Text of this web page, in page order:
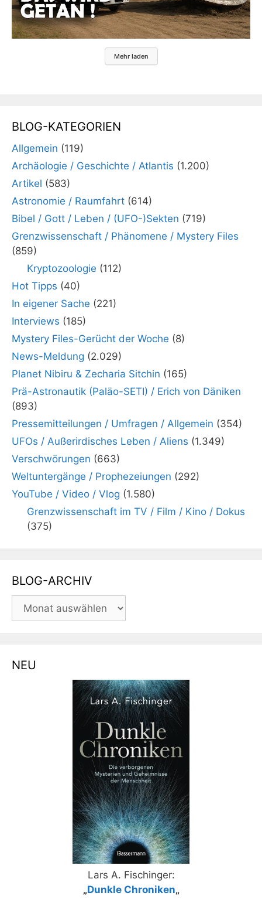
Mehr laden
BLOG-KATEGORIEN
Allgemein (119)
Archäologie / Geschichte / Atlantis (1.200)
Artikel (583)
Astronomie / Raumfahrt (614)
Bibel / Gott / Leben / (UFO-)Sekten (719)
Grenzwissenschaft / Phänomene / Mystery Files
(859)
Kryptozoologie (112)
Hot Tipps (40)
In eigener Sache (221)
Interviews (185)
Mystery Files-Gerücht der Woche (8)
News-Meldung (2.029)
Planet Nibiru & Zecharia Sitchin (165)
Prä-Astronautik (Paläo-SETI) / Erich von Däniken
(893)
Pressemitteilungen / Umfragen / Allgemein (354)
UFOs / Außerirdisches Leben / Aliens (1.349)
Verschwörungen (663)
Weltuntergänge / Prophezeiungen (292)
YouTube / Video / Vlog (1.580)
Grenzwissenschaft im TV / Film / Kino / Dokus
(375)
BLOG-ARCHIV
BLOG-
NEU
Lars A. Fischinger:
„Dunkle Chroniken„